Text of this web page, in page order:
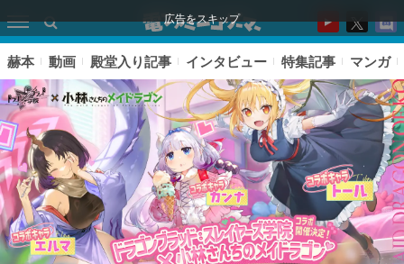
広告をスキップ
赫本 動画 殿堂入り記事 インタビュー 特集記事 マンガ